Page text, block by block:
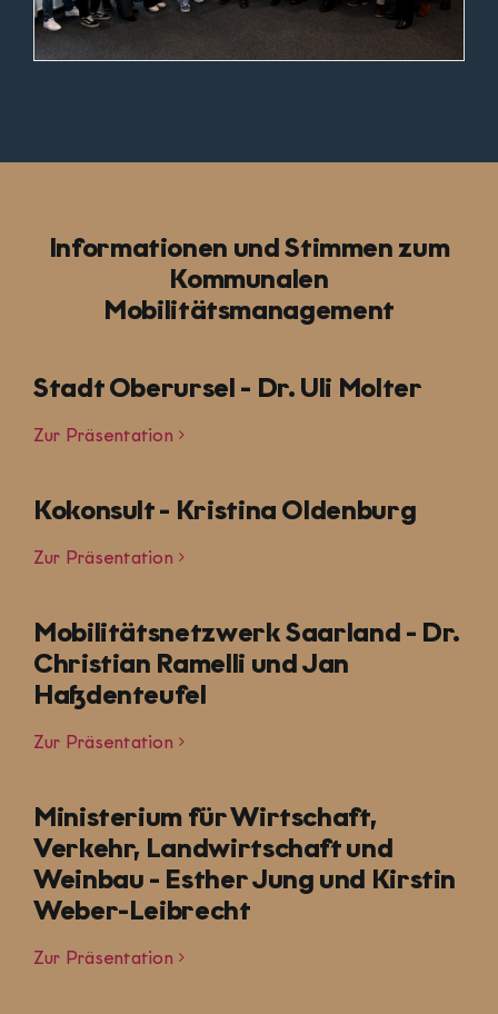
Informationen und Stimmen zum
Kommunalen
Mobilitätsmanagement
Stadt Oberursel - Dr. Uli Molter
Zur Präsentation
Kokonsult - Kristina Oldenburg
Zur Präsentation
Mobilitätsnetzwerk Saarland - Dr.
Christian Ramelli und Jan
Haßdenteufel
Zur Präsentation
Ministerium für Wirtschaft,
Verkehr, Landwirtschaft und
Weinbau - Esther Jung und Kirstin
Weber-Leibrecht
Zur Präsentation